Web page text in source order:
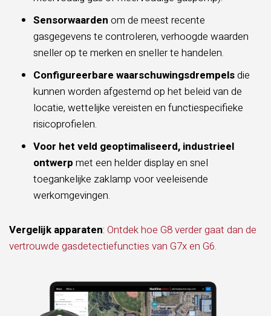
Sensorwaarden om de meest recente
gasgegevens te controleren, verhoogde waarden
sneller op te merken en sneller te handelen.
Configureerbare waarschuwingsdrempelsdie
kunnen worden afgestemd op het beleid van de
locatie, wettelijke vereisten en functiespecifieke
risicoprofielen.
Voor het veld geoptimaliseerd, industrieel
ontwerp met een helder display en snel
toegankelijke zaklamp voor veeleisende
werkomgevingen.
Vergelijk apparaten: Ontdek hoe G8 verder gaat dan de
vertrouwde gasdetectiefuncties van G7x en G6.